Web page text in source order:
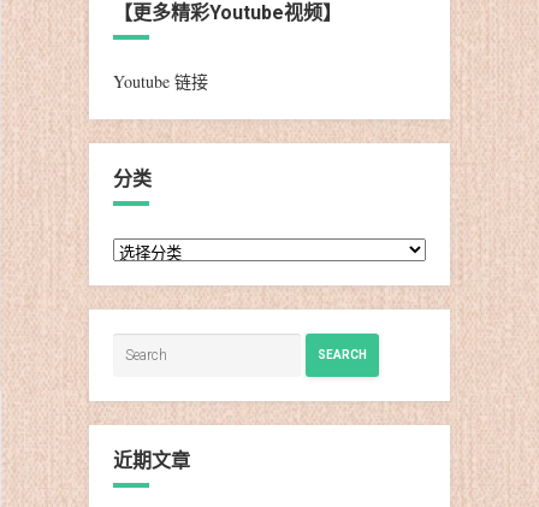
【更多精彩Youtube视频】
Youtube 链接
分类
分
SEARCH
近期文章